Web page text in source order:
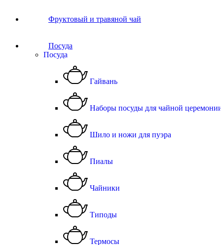
Фруктовый и травяной чай
Посуда
Посуда
Гайвань
Наборы посуды для чайной
Шило и ножи для пуэра
Пиалы
Чайники
Типоды
Термосы